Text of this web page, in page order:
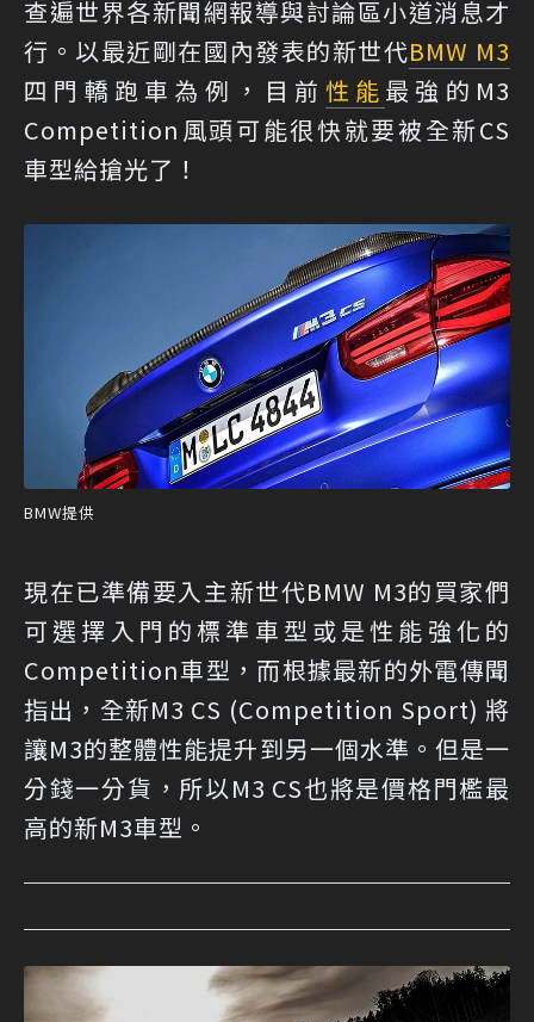
查遍世界各新聞網報導與討論區小道消息才
行。以最近剛在國內發表的新世代BMW M3
四門轎跑車為例，目前 性能 最強的M3
Competition風頭可能很快就要被全新CS
車型給搶光了！
BMW提供
現在已準備要入主新世代BMW M3的買家們
可選擇入門的標準車型或是性能強化的
Competition車型，而根據最新的外電傳聞
指出，全新M3 CS (Competition Sport) 將
讓M3的整體性能提升到另一個水準。但是一
分錢一分貨，所以M3 CS也將是價格門檻最
高的新M3車型。